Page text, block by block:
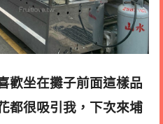
歡坐在攤子前面這樣品
都很吸引我，下次來埔